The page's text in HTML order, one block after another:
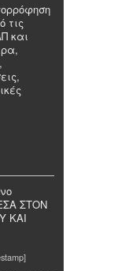
τις
και
ΣΤΟΝ
ΚΑΙ